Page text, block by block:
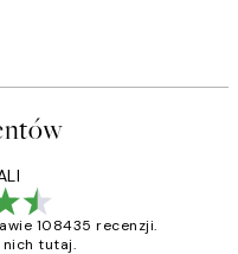
108435 recenzji.
nich tutaj.